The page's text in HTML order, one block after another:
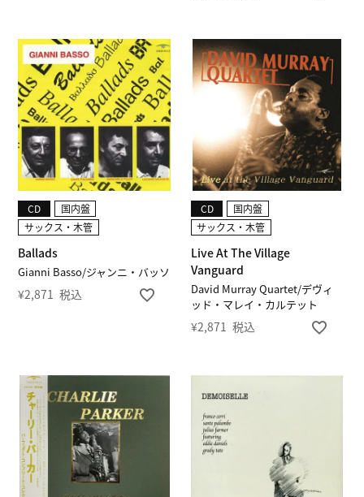
Gianni Basso/ジャンニ・バッソ
Ballads
CD
国内盤
サックス・木管
¥2,871 税込
David Murray Quartet/デヴィ
ッド・マレイ・カルテット
Live At The Village
Vanguard
CD
国内盤
サックス・木管
¥2,871 税込